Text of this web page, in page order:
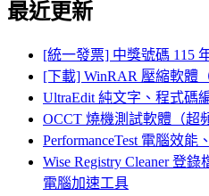
最近更新
[統一發票] 中獎號碼 115
[下載] WinRAR 壓縮軟體
UltraEdit 純文字、程式碼
OCCT 燒機測試軟體（超
PerformanceTest 電腦效
Wise Registry Cleaner 登
電腦加速工具